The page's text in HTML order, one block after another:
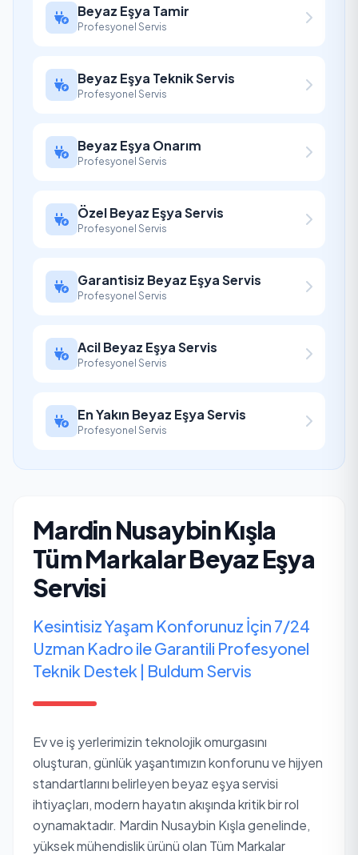
Beyaz Eşya Tamir
Profesyonel Servis
Beyaz Eşya Teknik Servis
Profesyonel Servis
Beyaz Eşya Onarım
Profesyonel Servis
Özel Beyaz Eşya Servis
Profesyonel Servis
Garantisiz Beyaz Eşya Servis
Profesyonel Servis
Acil Beyaz Eşya Servis
Profesyonel Servis
En Yakın Beyaz Eşya Servis
Profesyonel Servis
Mardin Nusaybin Kışla
Tüm Markalar Beyaz Eşya
Servisi
Kesintisiz Yaşam Konforunuz İçin 7/24
Uzman Kadro ile Garantili Profesyonel
Teknik Destek | Buldum Servis
Ev ve iş yerlerimizin teknolojik omurgasını
oluşturan, günlük yaşantımızın konforunu ve hijyen
standartlarını belirleyen beyaz eşya servisi
ihtiyaçları, modern hayatın akışında kritik bir rol
oynamaktadır. Mardin Nusaybin Kışla genelinde,
yüksek mühendislik ürünü olan Tüm Markalar